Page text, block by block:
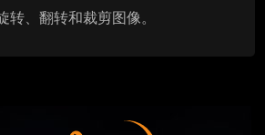
转、翻转和裁剪图像。